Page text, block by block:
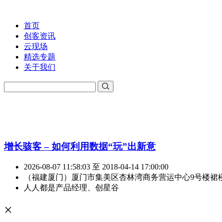
首页
创客资讯
云现场
精选专题
关于我们
增长骇客 – 如何利用数据“玩”出新意
2026-08-07 11:58:03 至 2018-04-14 17:00:00
（福建厦门）厦门市集美区杏林湾商务营运中心9号楼裙
人人都是产品经理、创星谷
×